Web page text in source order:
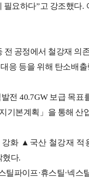
필요하다”고 강조했다.
전 공정에서 철강재 의
대응 등을 위해 탄소배
전 40.7GW 보급 목표
기본계획 」 을 통해 산
강화 ▲ 국산 철강재 적
혔다.
틸파이프·휴스틸·넥스